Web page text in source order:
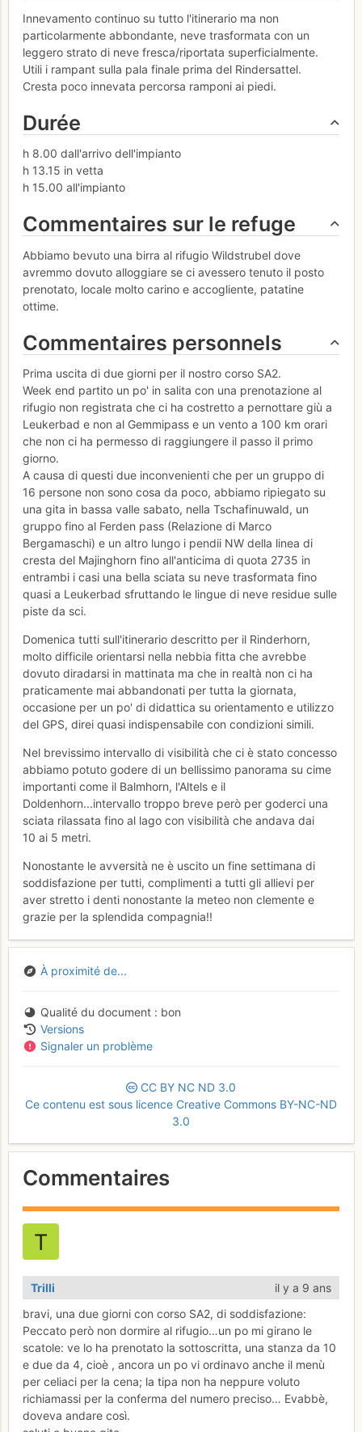
Innevamento continuo su tutto l'itinerario ma non
particolarmente abbondante, neve trasformata con un
leggero strato di neve fresca/riportata superficialmente.
Utili i rampant sulla pala finale prima del Rindersattel.
Cresta poco innevata percorsa ramponi ai piedi.
Durée
h 8.00 dall'arrivo dell'impianto
h 13.15 in vetta
h 15.00 all'impianto
Commentaires sur le refuge
Abbiamo bevuto una birra al rifugio Wildstrubel dove
avremmo dovuto alloggiare se ci avessero tenuto il posto
prenotato, locale molto carino e accogliente, patatine
ottime.
Commentaires personnels
Prima uscita di due giorni per il nostro corso SA2.
Week end partito un po' in salita con una prenotazione al
rifugio non registrata che ci ha costretto a pernottare giù a
Leukerbad e non al Gemmipass e un vento a 100 km orari
che non ci ha permesso di raggiungere il passo il primo
giorno.
A causa di questi due inconvenienti che per un gruppo di
16 persone non sono cosa da poco, abbiamo ripiegato su
una gita in bassa valle sabato, nella Tschafinuwald, un
gruppo fino al Ferden pass (Relazione di Marco
Bergamaschi) e un altro lungo i pendii NW della linea di
cresta del Majinghorn fino all'anticima di quota 2735 in
entrambi i casi una bella sciata su neve trasformata fino
quasi a Leukerbad sfruttando le lingue di neve residue sulle
piste da sci.
Domenica tutti sull'itinerario descritto per il Rinderhorn,
molto difficile orientarsi nella nebbia fitta che avrebbe
dovuto diradarsi in mattinata ma che in realtà non ci ha
praticamente mai abbandonati per tutta la giornata,
occasione per un po' di didattica su orientamento e utilizzo
del GPS, direi quasi indispensabile con condizioni simili.
Nel brevissimo intervallo di visibilità che ci è stato concesso
abbiamo potuto godere di un bellissimo panorama su cime
importanti come il Balmhorn, l'Altels e il
Doldenhorn...intervallo troppo breve però per goderci una
sciata rilassata fino al lago con visibilità che andava dai
10 ai 5 metri.
Nonostante le avversità ne è uscito un fine settimana di
soddisfazione per tutti, complimenti a tutti gli allievi per
aver stretto i denti nonostante la meteo non clemente e
grazie per la splendida compagnia!!
À proximité de...
Qualité du document
bon
Versions
Signaler un problème
CC BY NC ND 3.0
Ce contenu est sous licence Creative Commons BY-NC-ND
3.0
Commentaires
Trilli
il y a 9 ans
bravi, una due giorni con corso SA2, di soddisfazione:
Peccato però non dormire al rifugio…un po mi girano le
scatole: ve lo ha prenotato la sottoscritta, una stanza da 10
e due da 4, cioè , ancora un po vi ordinavo anche il menù
per celiaci per la cena; la tipa non ha neppure voluto
richiamassi per la conferma del numero preciso… Evabbè,
doveva andare così.